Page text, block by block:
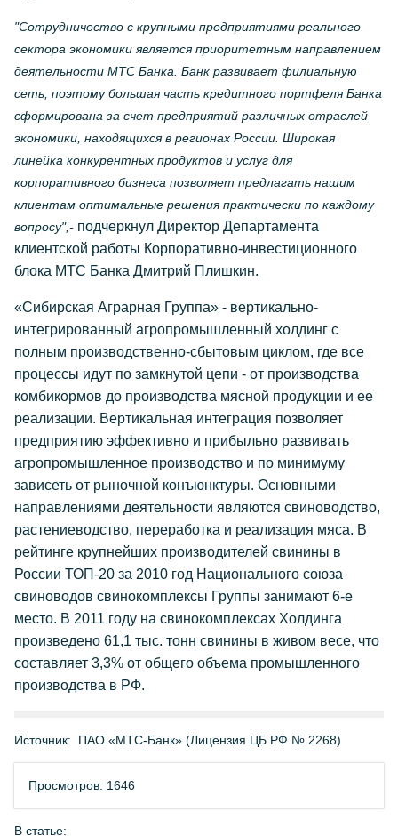
"Сотрудничество с крупными предприятиями реального
сектора экономики является приоритетным направлением
деятельности МТС Банка. Банк развивает филиальную
сеть, поэтому большая часть кредитного портфеля Банка
сформирована за счет предприятий различных отраслей
экономики, находящихся в регионах России. Широкая
линейка конкурентных продуктов и услуг для
корпоративного бизнеса позволяет предлагать нашим
клиентам оптимальные решения практически по каждому
вопросу",- подчеркнул Директор Департамента
клиентской работы Корпоративно-инвестиционного
блока МТС Банка Дмитрий Плишкин.
«Сибирская Аграрная Группа» - вертикально-
интегрированный агропромышленный холдинг с
полным производственно-сбытовым циклом, где все
процессы идут по замкнутой цепи - от производства
комбикормов до производства мясной продукции и ее
реализации. Вертикальная интеграция позволяет
предприятию эффективно и прибыльно развивать
агропромышленное производство и по минимуму
зависеть от рыночной конъюнктуры. Основными
направлениями деятельности являются свиноводство,
растениеводство, переработка и реализация мяса. В
рейтинге крупнейших производителей свинины в
России ТОП-20 за 2010 год Национального союза
свиноводов свинокомплексы Группы занимают 6-е
место. В 2011 году на свинокомплексах Холдинга
произведено 61,1 тыс. тонн свинины в живом весе, что
составляет 3,3% от общего объема промышленного
производства в РФ.
Источник: ПАО «МТС-Банк» (Лицензия ЦБ РФ № 2268)
Просмотров: 1646
В статье: